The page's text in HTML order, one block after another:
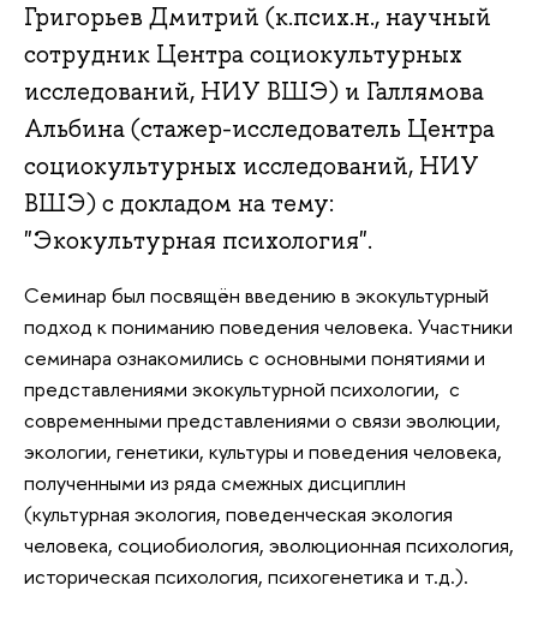
Григорьев Дмитрий (к.псих.н., научный
сотрудник Центра социокультурных
исследований, НИУ ВШЭ) и Галлямова
Альбина (стажер-исследователь Центра
социокультурных исследований, НИУ
ВШЭ) с докладом на тему:
"Экокультурная психология".
Семинар был посвящён введению в экокультурный
подход к пониманию поведения человека. Участники
семинара ознакомились с основными понятиями и
представлениями экокультурной психологии, с
современными представлениями о связи эволюции,
экологии, генетики, культуры и поведения человека,
полученными из ряда смежных дисциплин
(культурная экология, поведенческая экология
человека, социобиология, эволюционная психология,
историческая психология, психогенетика и т.д.).